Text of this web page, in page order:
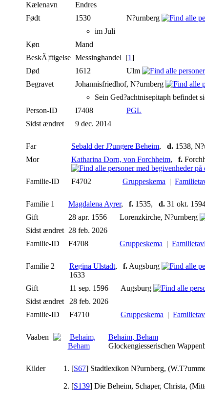
Kælenavn
Endres
Født
1530 N?urnberg
im Juli
Køn
Mand
BeskÃ¦ftigelse Messinghandel [1]
Død
1612 Ulm
Begravet
Johannisfriedhof, N?urnberg
Sein Ged?achtnisepitaph befindet
Person-ID
I7408
PGL
Sidst ændret
9 dec. 2014
Far Sebald der J?ungere Beheim, d. 1538,
Mor
Katharina Dorn, von Forchheim, f.
Familie-ID F4702 Gruppeskema |
Familie 1 Magdalena Ayrer, f. 1535, d. 31 okt.
Gift
28 apr. 1556 Lorenzkirche, N?urnberg
Sidst ændret 28 feb. 2026
Familie-ID
F4708 Gruppeskema |
Familie 2 Regina Ulstadt, f. Augsburg
1633
Gift
11 sep. 1596 Augsburg
Sidst ændret
28 feb. 2026
Familie-ID
F4710 Gruppeskema |
Vaaben
Behaim, Beham
Glockengiesserischen
Kilder [S67] Stadtlexikon N?urnberg,
[S139] Die Beheim, Schaper, Christa,